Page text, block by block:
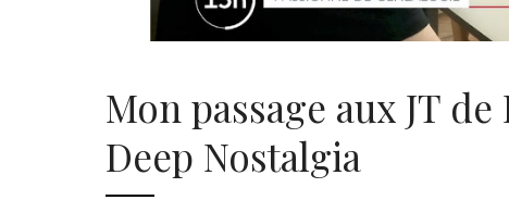
Mon passage aux JT
Deep Nostalgia